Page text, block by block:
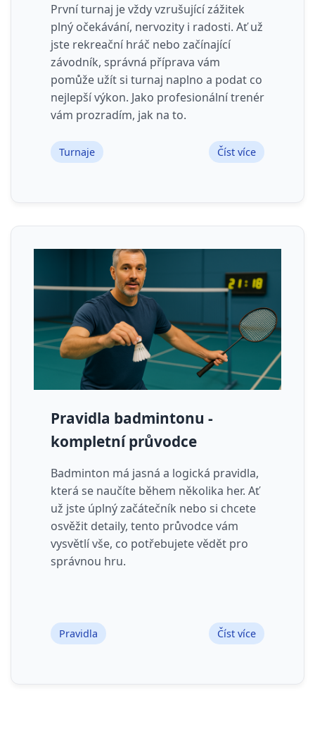
První turnaj je vždy vzrušující zážitek
plný očekávání, nervozity i radosti. Ať už
jste rekreační hráč nebo začínající
závodník, správná příprava vám
pomůže užít si turnaj naplno a podat co
nejlepší výkon. Jako profesionální trenér
vám prozradím, jak na to.
Turnaje Číst více
Pravidla badmintonu -
kompletní průvodce
Badminton má jasná a logická pravidla,
která se naučíte během několika her. Ať
už jste úplný začátečník nebo si chcete
osvěžit detaily, tento průvodce vám
vysvětlí vše, co potřebujete vědět pro
správnou hru.
Pravidla Číst více